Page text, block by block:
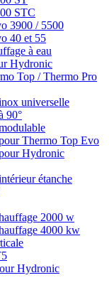
STC
3900 / 5500
40 et 55
à eau
Hydronic
Top / Thermo Pro
universelle
90°
Thermo Top Evo
Hydronic
étanche
2000 w
4000 kw
Hydronic